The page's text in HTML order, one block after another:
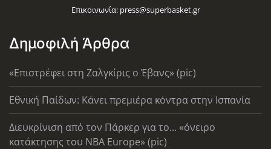
Επικοινωνία: press@superbasket.gr
Δημοφιλή Άρθρα
«Επιστρέφει στη Ζαλγκίρις ο Έβανς» (pic)
Εθνική Παίδων: Κάνει πρεμιέρα κόντρα στην Ισπανία
Διευκρίνιση από τον Πάρκερ για το... «όνειρο
κατάκτησης του ΝΒΑ Europe» (pic)